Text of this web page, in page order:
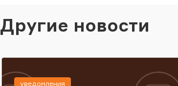
Другие новости
уведомления